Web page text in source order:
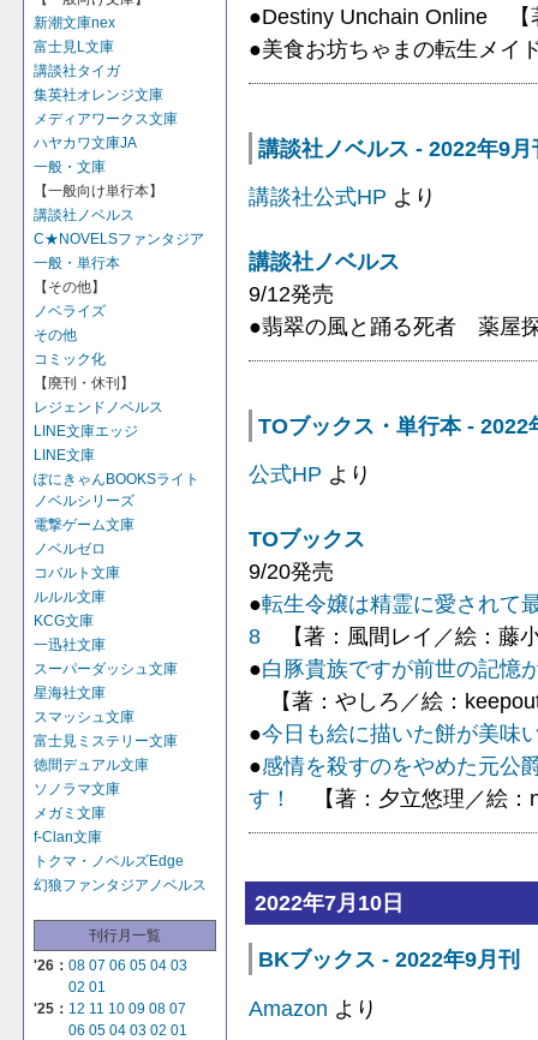
新潮文庫nex
富士見L文庫
講談社タイガ
集英社オレンジ文庫
メディアワークス文庫
ハヤカワ文庫JA
一般・文庫
【一般向け単行本】
講談社ノベルス
C★NOVELSファンタジア
一般・単行本
【その他】
ノベライズ
その他
コミック化
【廃刊・休刊】
レジェンドノベルス
LINE文庫エッジ
LINE文庫
ぽにきゃんBOOKSライト
ノベルシリーズ
電撃ゲーム文庫
ノベルゼロ
コバルト文庫
ルルル文庫
KCG文庫
一迅社文庫
スーパーダッシュ文庫
星海社文庫
スマッシュ文庫
富士見ミステリー文庫
徳間デュアル文庫
ソノラマ文庫
メガミ文庫
f-Clan文庫
トクマ・ノベルズEdge
幻狼ファンタジアノベルス
刊行月一覧
'26： 08 07 06 05 04 03
02 01
'25： 12 11 10 09 08 07
06 05 04 03 02 01
●Destiny Unchain Online 【
●美食お坊ちゃまの転生メ
講談社ノベルス - 2022年9月
講談社公式HP より
講談社ノベルス
9/12発売
●翡翠の風と踊る死者 薬屋
TOブックス・単行本 - 2022
公式HP より
TOブックス
9/20発売
●転生令嬢は精霊に愛され
8 【著：風間レイ／絵：藤
●白豚貴族ですが前世の記憶
【著：やしろ／絵：
●今日も絵に描いた餅が美味
●感情を殺すのをやめた元公
す！
【著：夕立悠理／絵：
2022年7月10日
BKブックス - 2022年9月刊
Amazon より